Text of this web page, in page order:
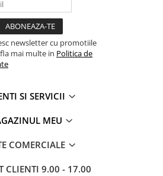
newsletter cu promotiile
mai multe in Politica de
SI SERVICII
MEU
COMERCIALE
CLIENTI 9.00 - 17.00